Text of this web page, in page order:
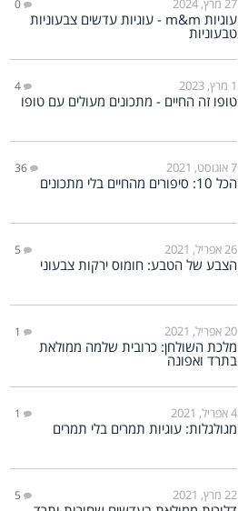
27 מרץ, 2024 0
עוגיות m&m - עוגיות עדשים צבעוניות
טבעוניות
1 מרץ, 2023 4
טופו זה החיים - מתכונים מעולים עם טופו
7 אוגוסט, 2021 36
הכל 10: סיפורים מהחיים בלי מתכונים
26 אפריל, 2021 5
הצבע של הטבע: חומוס ירקות צבעוני
20 אפריל, 2021 1
מלכת השולחן: כרובית שלמה ממולאת
בתרד ואפונה
4 אפריל, 2021 1
מגולגלות: עוגיות תמרים בלי תמרים
22 מרץ, 2021 5